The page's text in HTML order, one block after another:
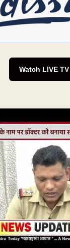
Watch LIVE TV